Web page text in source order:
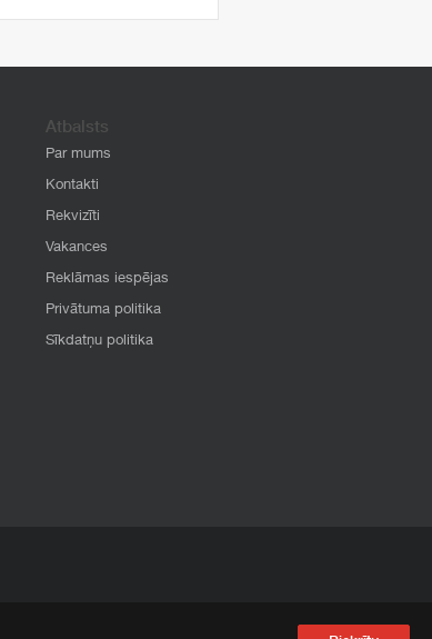
Atbalsts
Par mums
Kontakti
Rekvizīti
Vakances
Reklāmas iespējas
Privātuma politika
Sīkdatņu politika